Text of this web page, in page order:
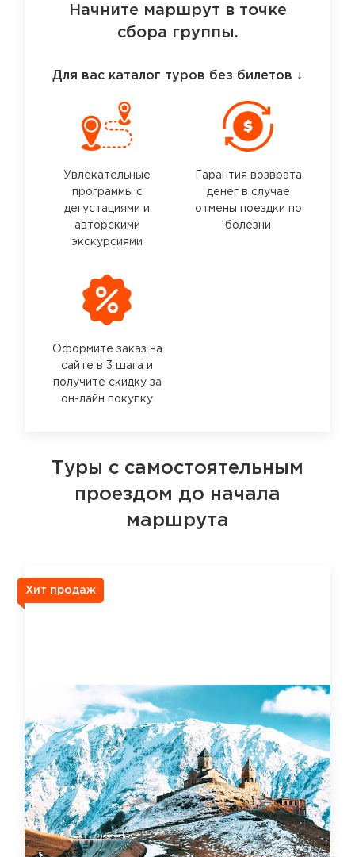
Начните маршрут в точке
сбора группы.
Для вас каталог туров без билетов ↓
Увлекательные
программы с
дегустациями и
авторскими
экскурсиями
Гарантия возврата
денег в случае
отмены поездки по
болезни
Оформите заказ на
сайте в 3 шага и
получите скидку за
он-лайн покупку
Туры с самостоятельным
проездом до начала
маршрута
Хит продаж